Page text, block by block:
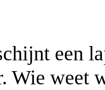
een
Wie weet